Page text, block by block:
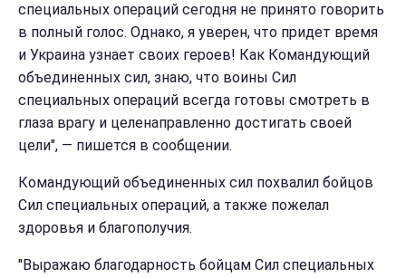
специальных операций сегодня не принято говорить
в полный голос. Однако, я уверен, что придет время
и Украина узнает своих героев! Как Командующий
объединенных сил, знаю, что воины Сил
специальных операций всегда готовы смотреть в
глаза врагу и целенаправленно достигать своей
цели", — пишется в сообщении.
Командующий объединенных сил похвалил бойцов
Сил специальных операций, а также пожелал
здоровья и благополучия.
"Выражаю благодарность бойцам Сил специальных